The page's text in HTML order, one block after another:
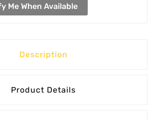
Me When Available
Description
Product Details